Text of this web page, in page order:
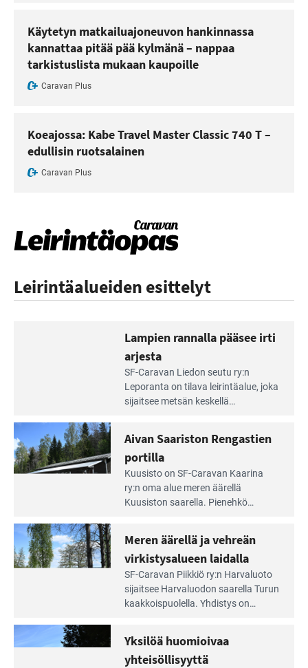
Käytetyn matkailuajoneuvon hankinnassa
kannattaa pitää pää kylmänä – nappaa
tarkistuslista mukaan kaupoille
Caravan Plus
Koeajossa: Kabe Travel Master Classic 740 T –
edullisin ruotsalainen
Caravan Plus
Leirintäalueiden esittelyt
rannalla
pääsee
irti
arjesta
Lampien rannalla pääsee irti
arjesta
SF-Caravan Liedon seutu ry:n
Leporanta on tilava leirintäalue, joka
sijaitsee metsän kes­kellä
tarjoaa ympäris­töineen kauniit
maisemat ja loistavat virkistäytymis­
mahdollisuudet.
Lue
Saariston
Rengastien
portilla
Aivan Saariston Rengastien
portilla
Kuusisto on SF-Caravan Kaarina
ry:n oma alue meren äärellä
Kuusiston saarella. Pie­nehkö
äärellä
ja
Meren äärellä ja vehreän
virkistysalueen laidalla
SF-Caravan Piikkiö ry:n Harvaluoto
sijait­see Harvaluodon saarella Turun
kaakkois­puolella. Yhdistys on
virkistysalueesta.
Yksilöä huomioivaa
yhteisöllisyyttä